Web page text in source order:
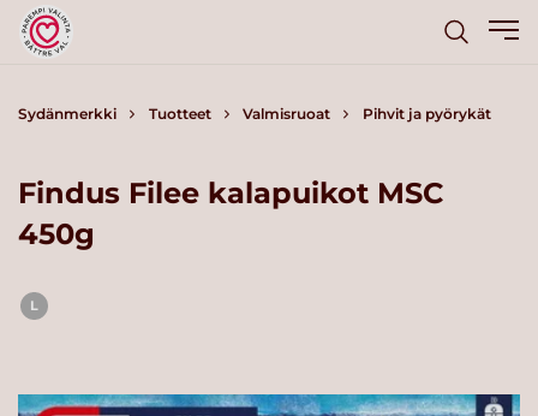
Sydänmerkki Tuotteet Valmisruoat Pihvit ja pyörykät
Findus Filee kalapuikot MSC
450g
L